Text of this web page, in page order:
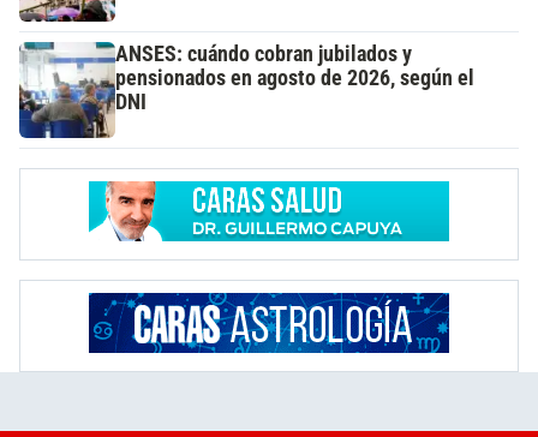
ANSES: cuándo cobran jubilados y
pensionados en agosto de 2026, según el
DNI